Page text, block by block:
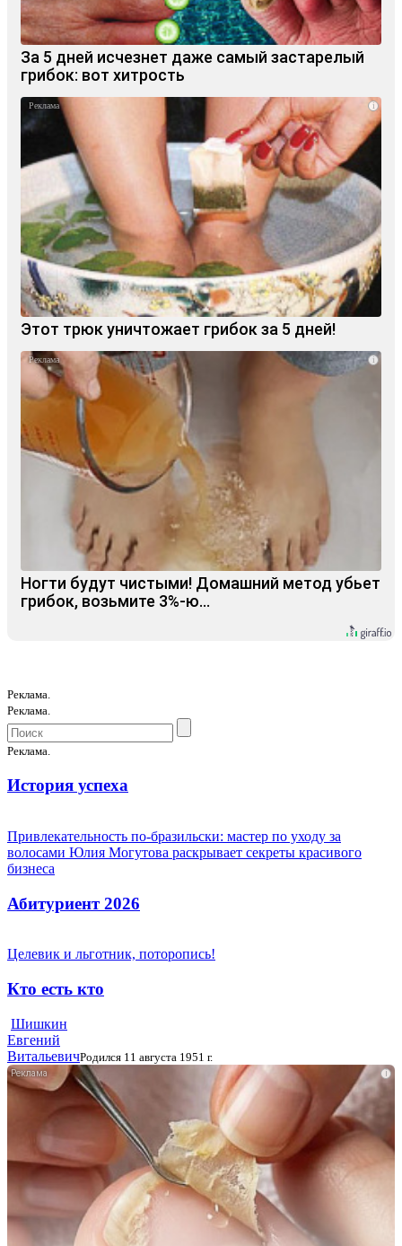
За 5 дней исчезнет даже самый застарелый
грибок: вот хитрость
i
Этот трюк уничтожает грибок за 5 дней!
i
Ногти будут чистыми! Домашний метод убьет
грибок, возьмите 3%-ю…
Реклама.
Реклама.
Реклама.
История успеха
Привлекательность по-бразильски: мастер по уходу за
волосами Юлия Могутова раскрывает секреты красивого
бизнеса
Абитуриент 2026
Целевик и льготник, поторопись!
Кто есть кто
Шишкин
Евгений
ВитальевичРодился 11 августа 1951 г.
i